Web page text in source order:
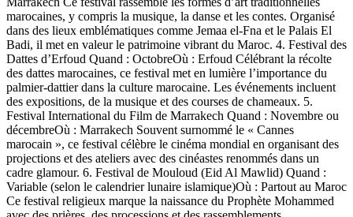
marocaines, y compris la musique, la danse et les contes. Organisé
dans des lieux emblématiques comme Jemaa el-Fna et le Palais El
Badi, il met en valeur le patrimoine vibrant du Maroc. 4. Festival des
Dattes d’Erfoud Quand : OctobreOù : Erfoud Célébrant la récolte
des dattes marocaines, ce festival met en lumière l’importance du
palmier-dattier dans la culture marocaine. Les événements incluent
des expositions, de la musique et des courses de chameaux. 5.
Festival International du Film de Marrakech Quand : Novembre ou
décembreOù : Marrakech Souvent surnommé le « Cannes
marocain », ce festival célèbre le cinéma mondial en organisant des
projections et des ateliers avec des cinéastes renommés dans un
cadre glamour. 6. Festival de Mouloud (Eid Al Mawlid) Quand :
Variable (selon le calendrier lunaire islamique)Où : Partout au Maroc
Ce festival religieux marque la naissance du Prophète Mohammed